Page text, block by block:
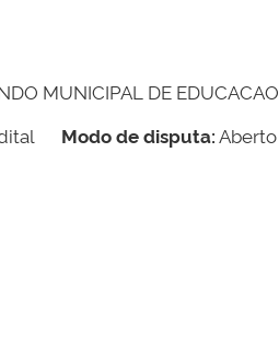
MUNICIPAL DE EDUCACAO
Modo de disputa:Aberto